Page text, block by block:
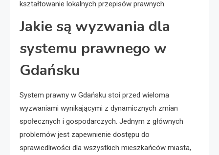
kształtowanie lokalnych przepisów prawnych.
Jakie są wyzwania dla
systemu prawnego w
Gdańsku
System prawny w Gdańsku stoi przed wieloma
wyzwaniami wynikającymi z dynamicznych zmian
społecznych i gospodarczych. Jednym z głównych
problemów jest zapewnienie dostępu do
sprawiedliwości dla wszystkich mieszkańców miasta,